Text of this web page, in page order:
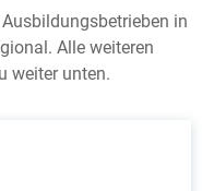
in
Alle weiteren
weiter unten.